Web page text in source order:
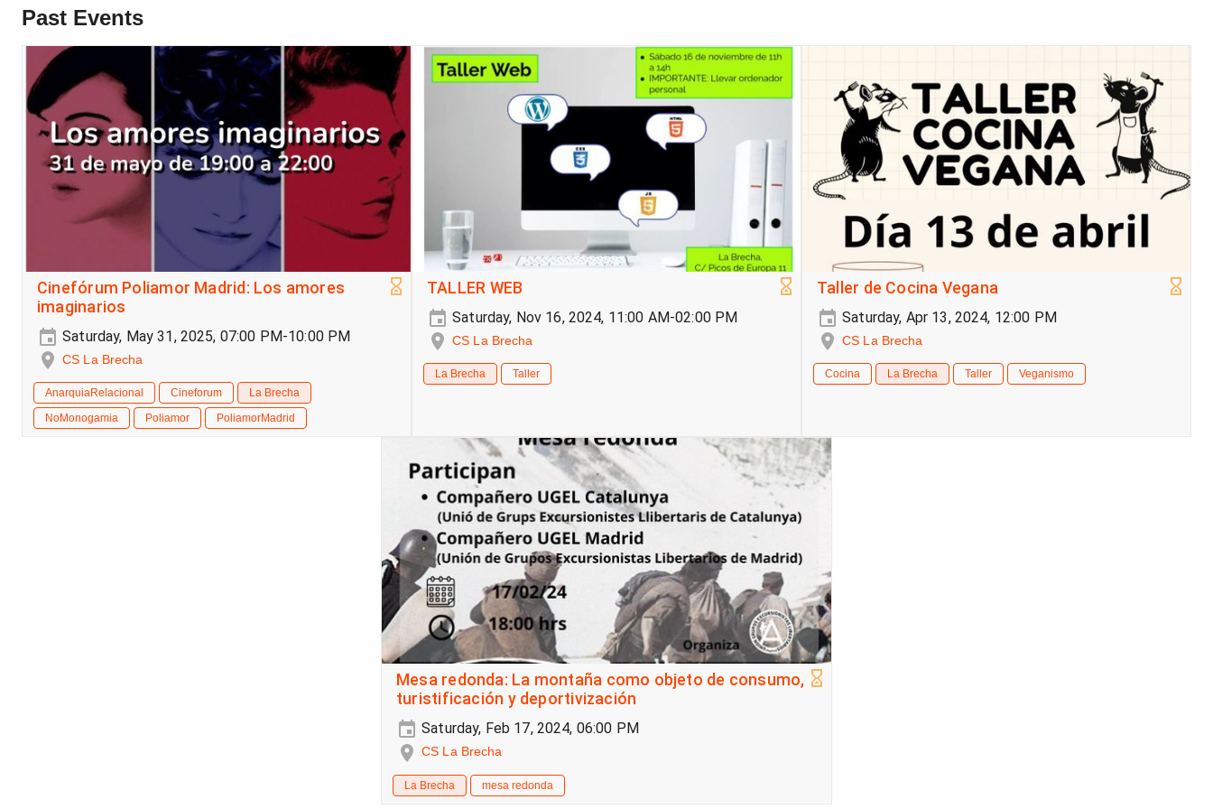
Past Events
Cinefórum Poliamor Madrid: Los amores
imaginarios
Saturday, May 31, 2025, 07:00 PM-10:00 PM
CS La Brecha
AnarquiaRelacional Cineforum
La Brecha
NoMonogamia
Poliamor PoliamorMadrid
TALLER WEB
Saturday, Nov 16, 2024, 11:00 AM-02:00 PM
CS La Brecha
La Brecha Taller
Taller de Cocina Vegana
Saturday, Apr 13, 2024, 12:00 PM
CS La Brecha
Cocina La Brecha Taller Veganismo
Mesa redonda: La montaña como objeto de consumo,
turistificación y deportivización
Saturday, Feb 17, 2024, 06:00 PM
CS La Brecha
La Brecha mesa redonda